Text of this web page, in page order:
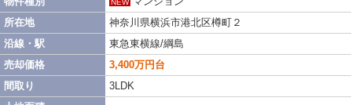
所在地
沿線・駅
売却価格
間取り
NEW
神奈川県横浜市港北区樽町２
東急東横線/綱島
3,400万円台
3LDK